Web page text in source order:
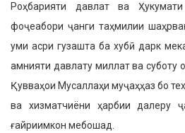
Роҳбарияти давлат ва
фоҷеабори ҷанги таҳмилии
уми асри гузашта ба хубӣ дарк
амнияти давлату миллат ва
Қувваҳои Мусаллаҳи муҷаҳҳаз бо
ва хизматчиёни ҳарбии далеру
ғайриимкон мебошад.